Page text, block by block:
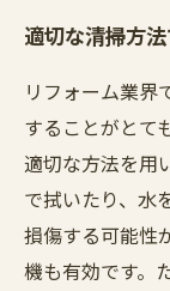
適切な清掃方
リフォーム業界
することがとて
適切な方法を用
で拭いたり、水
損傷する可能性
機も有効です。